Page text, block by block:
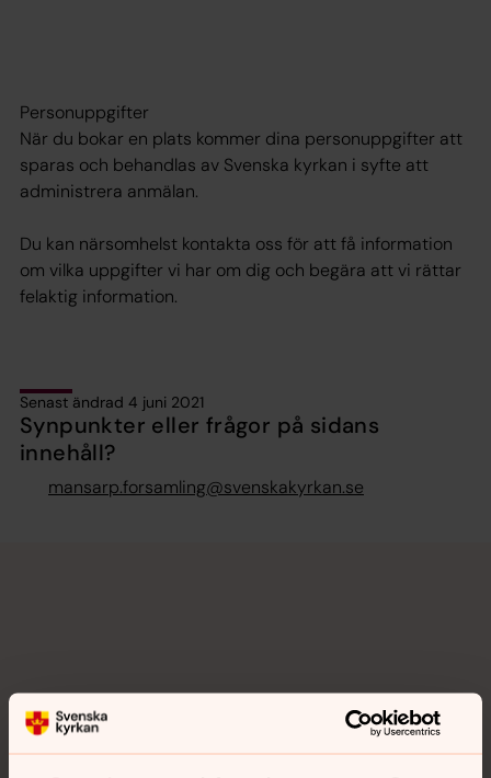
Personuppgifter
När du bokar en plats kommer dina personuppgifter att
sparas och behandlas av Svenska kyrkan i syfte att
administrera anmälan.
Du kan närsomhelst kontakta oss för att få information
om vilka uppgifter vi har om dig och begära att vi rättar
felaktig information.
Senast ändrad 4 juni 2021
Synpunkter eller frågor på sidans
innehåll?
mansarp.forsamling@svenskakyrkan.se